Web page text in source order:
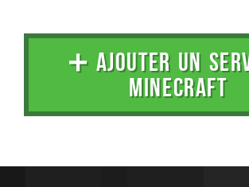
➕ AJOUTER UN
MINECRAFT